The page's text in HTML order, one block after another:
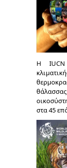
Η IUCN
στα 45